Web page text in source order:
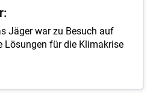
Jäger war zu Besuch auf
Lösungen für die Klimakrise